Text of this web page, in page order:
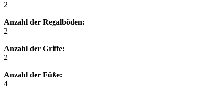
2
Anzahl der Regalböden:
2
Anzahl der Griffe:
2
Anzahl der Füße:
4